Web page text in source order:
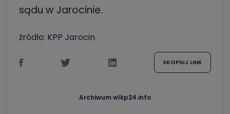
sądu w Jarocinie.
źródło: KPP Jarocin
SKOPIUJ LINK
Archiwum wlkp24.info